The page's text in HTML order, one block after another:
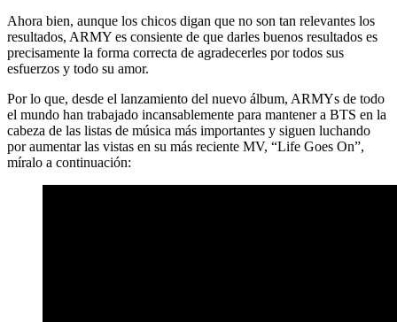
Ahora bien, aunque los chicos digan que no son tan relevantes los
resultados, ARMY es consiente de que darles buenos resultados es
precisamente la forma correcta de agradecerles por todos sus
esfuerzos y todo su amor.
Por lo que, desde el lanzamiento del nuevo álbum, ARMYs de todo
el mundo han trabajado incansablemente para mantener a BTS en la
cabeza de las listas de música más importantes y siguen luchando
por aumentar las vistas en su más reciente MV, “Life Goes On”,
míralo a continuación: